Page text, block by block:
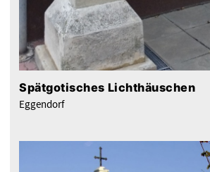
Spätgotisches Lichthäuschen
Eggendorf